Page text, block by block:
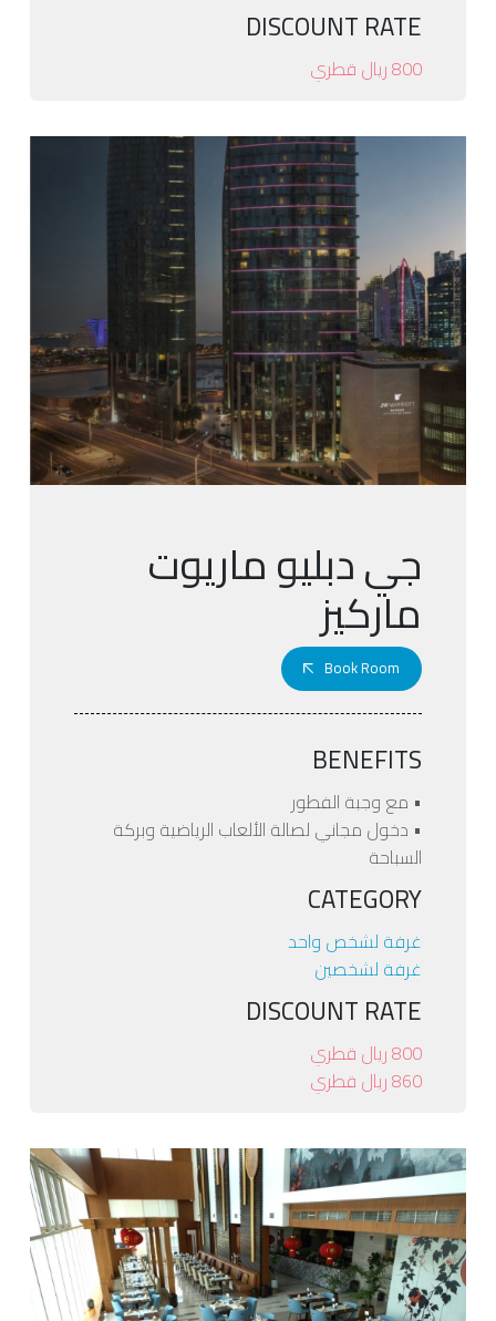
DISCOUNT RATE
800 ريال قطري
جي دبليو ماريوت
ماركيز
Book Room
BENEFITS
• مع وجبة الفطور
• دخول مجاني لصالة الألعاب الرياضية وبركة
السباحة
CATEGORY
غرفة لشخص واحد
غرفة لشخصين
DISCOUNT RATE
800 ريال قطري
860 ريال قطري